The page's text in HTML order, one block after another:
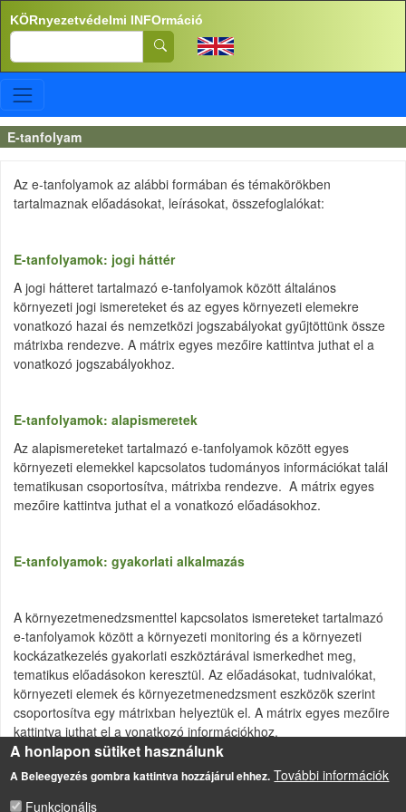
Ugrás a tartalomra
KÖRnyezetvédelmi INFOrmáció
Search
E-tanfolyam
Az e-tanfolyamok az alábbi formában és témakörökben
tartalmaznak előadásokat, leírásokat, összefoglalókat:
E-tanfolyamok: jogi háttér
A jogi hátteret tartalmazó e-tanfolyamok között általános
környezeti jogi ismereteket és az egyes környezeti elemekre
vonatkozó hazai és nemzetközi jogszabályokat gyűjtöttünk össze
mátrixba rendezve. A mátrix egyes mezőire kattintva juthat el a
vonatkozó jogszabályokhoz.
E-tanfolyamok: alapismeretek
Az alapismereteket tartalmazó e-tanfolyamok között egyes
környezeti elemekkel kapcsolatos tudományos információkat talál
tematikusan csoportosítva, mátrixba rendezve. A mátrix egyes
mezőire kattintva juthat el a vonatkozó előadásokhoz.
E-tanfolyamok: gyakorlati alkalmazás
A környezetmenedzsmenttel kapcsolatos ismereteket tartalmazó
e-tanfolyamok között a környezeti monitoring és a környezeti
kockázatkezelés gyakorlati eszköztárával ismerkedhet meg,
tematikus előadásokon keresztül. Az előadásokat, tudnivalókat,
környezeti elemek és környezetmenedzsment eszközök szerint
csoportosítva egy mátrixban helyeztük el. A mátrix egyes mezőire
kattintva juthat el a vonatkozó információkhoz.
A honlapon sütiket használunk
A Beleegyezés gombra kattintva hozzájárul ehhez. További információk
Funkcionális